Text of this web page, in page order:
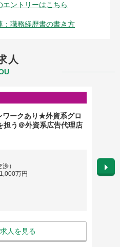
エントリーはこちら
：職務経歴書の書き方
人
ークあり★外資系グロ
担う＠外資系広告代理店
）
万円
人を見る
勤務
英語
給